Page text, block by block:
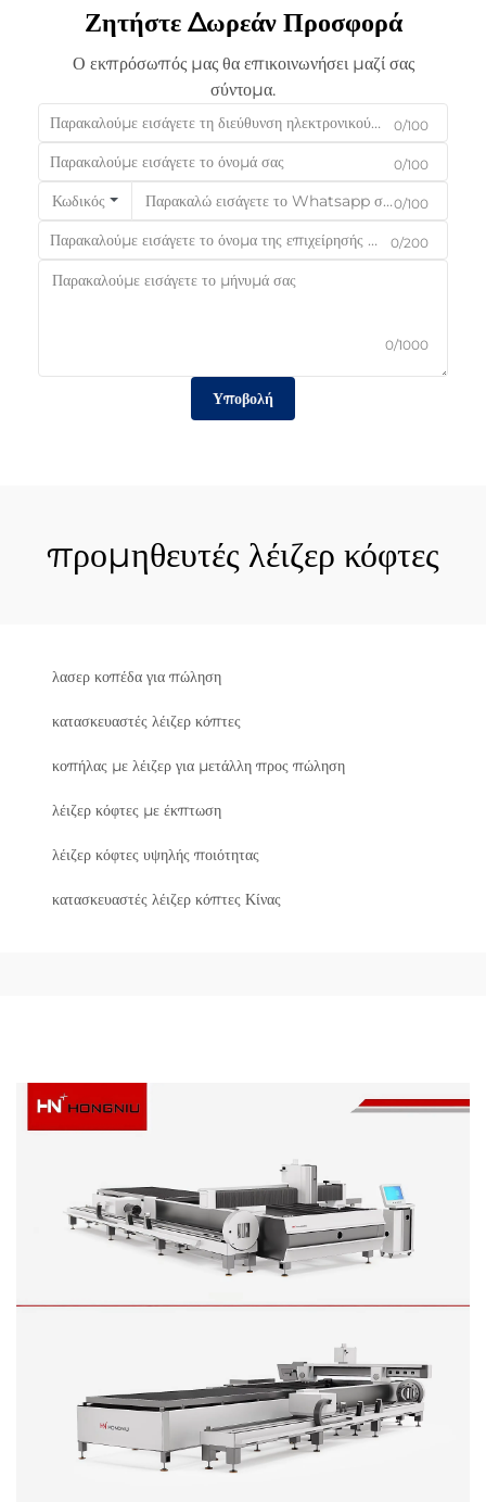
Ζητήστε Δωρεάν Προσφορά
Ο εκπρόσωπός μας θα επικοινωνήσει μαζί σας
σύντομα.
0/100
0/100
Κωδικός 0/100
0/200
0/1000
Υποβολή
προμηθευτές λέιζερ κόφτες
λασερ κοπέδα για πώληση
κατασκευαστές λέιζερ κόπτες
κοπήλας με λέιζερ για μετάλλη προς πώληση
λέιζερ κόφτες με έκπτωση
λέιζερ κόφτες υψηλής ποιότητας
κατασκευαστές λέιζερ κόπτες Κίνας